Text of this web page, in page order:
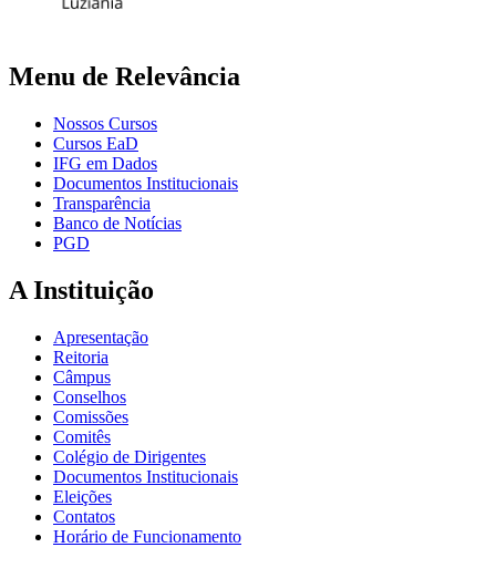
Menu de Relevância
Nossos Cursos
Cursos EaD
IFG em Dados
Documentos Institucionais
Transparência
Banco de Notícias
PGD
A Instituição
Apresentação
Reitoria
Câmpus
Conselhos
Comissões
Comitês
Colégio de Dirigentes
Documentos Institucionais
Eleições
Contatos
Horário de Funcionamento